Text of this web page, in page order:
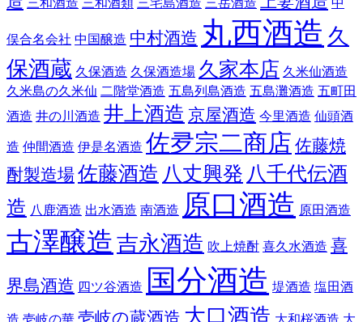
俣合名会社 中国醸造 中村酒造 丸西酒造 久
保酒蔵 久保酒造 久保酒造場 久家本店 久米仙酒造
久米島の久米仙 二階堂酒造 五島列島酒造 五島灘酒造 五町田
酒造 井の川酒造 井上酒造 京屋酒造 今里酒造 仙頭酒
造 仲間酒造 伊是名酒造 佐夛宗二商店 佐藤焼
酎製造場佐藤酒造 八丈興発 八千代伝酒
造 八鹿酒造 出水酒造 南酒造 原口酒造 原田酒造
古澤醸造 吉永酒造 吹上焼酎 喜久水酒造 喜
界島酒造 四ツ谷酒造 国分酒造 堤酒造 塩田酒
造 壱岐の華 壱岐の蔵酒造 大口酒造 大和桜酒造 大